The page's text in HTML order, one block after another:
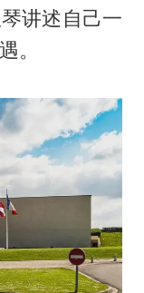
讲述自己一
。